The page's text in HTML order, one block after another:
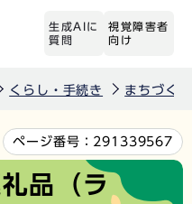
生成AIに
質問
視覚障害者
向け
くらし・手続き まちづく
ページ番号： 291339567
品（ラ